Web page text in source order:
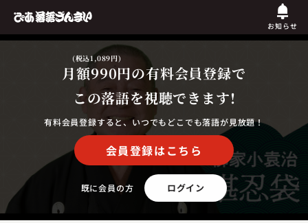
お知らせ
月額990円
(税込1,089円)
の有料会員登録で
この落語を視聴できます!
有料会員登録すると、いつでもどこでも落語が見放題！
会員登録はこちら
既に会員の方 ログイン